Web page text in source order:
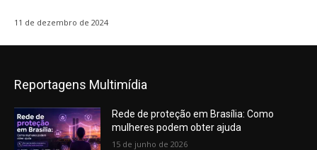
11 de dezembro de 2024
Reportagens Multimídia
Rede de proteção em Brasília: Como
mulheres podem obter ajuda
15 de junho de 2026